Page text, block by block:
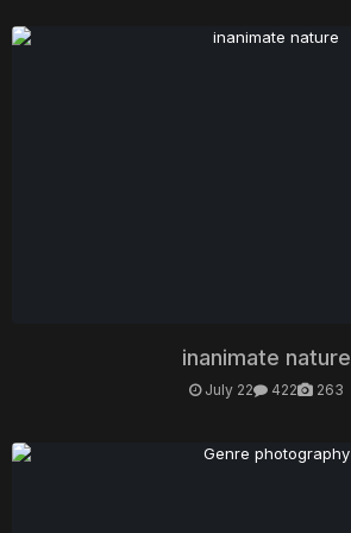
inanimate nature
July 22 422 263